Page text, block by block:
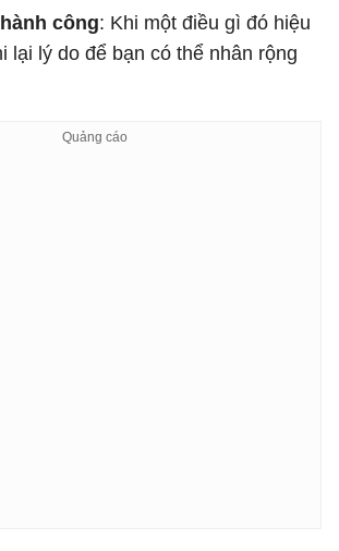
công: Khi một điều gì đó hiệu
lại lý do để bạn có thể nhân rộng